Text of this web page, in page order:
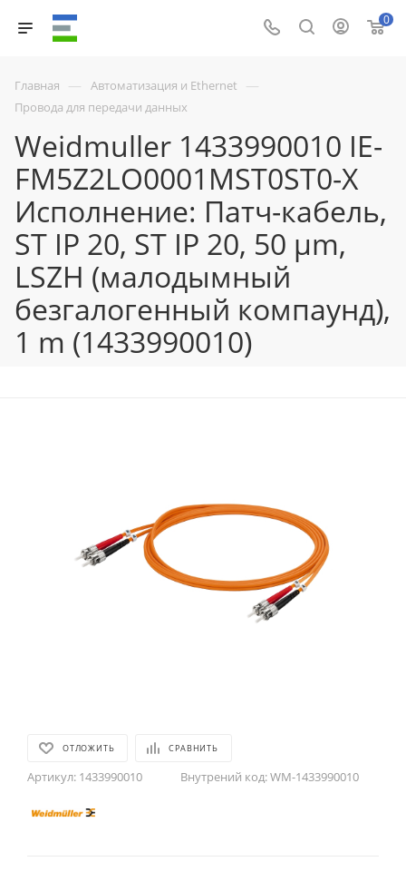
0
Главная — Автоматизация и Ethernet —
Провода для передачи данных
Weidmuller 1433990010 IE-
FM5Z2LO0001MST0ST0-X
Исполнение: Патч-кабель,
ST IP 20, ST IP 20, 50 µm,
LSZH (малодымный
безгалогенный компаунд),
1 m (1433990010)
ОТЛОЖИТЬ СРАВНИТЬ
Артикул: 1433990010 Внутрений код:WM-1433990010